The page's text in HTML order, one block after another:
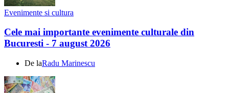
Evenimente si cultura
Cele mai importante evenimente culturale din
Bucuresti - 7 august 2026
De laRadu Marinescu